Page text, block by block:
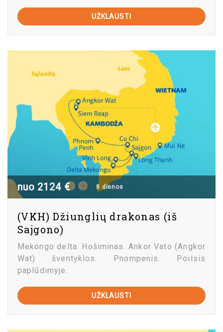
UŽKLAUSTI
nuo 2124 € 8 dienos
(VKH) Džiunglių drakonas (iš
Sajgono)
Mekongo delta. Hošiminas. Ankor Vato (Angkor
Wat) šventyklos. Pnompenis. Poilsis
paplūdimyje.
UŽKLAUSTI